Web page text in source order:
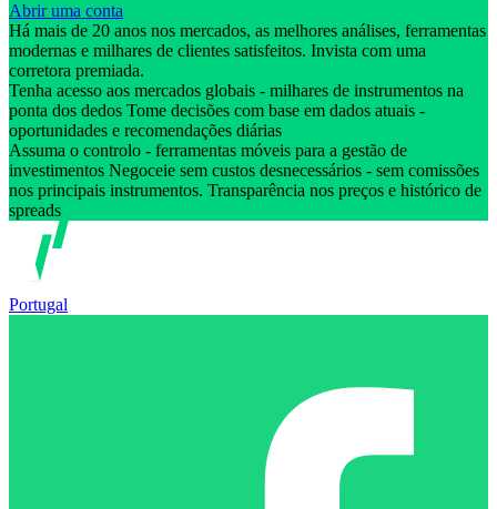
Abrir uma conta
Há mais de 20 anos nos mercados, as melhores análises, ferramentas
modernas e milhares de clientes satisfeitos. Invista com uma
corretora premiada.
Tenha acesso aos mercados globais - milhares de instrumentos na
ponta dos dedos Tome decisões com base em dados atuais -
oportunidades e recomendações diárias
Assuma o controlo - ferramentas móveis para a gestão de
investimentos Negoceie sem custos desnecessários - sem comissões
nos principais instrumentos. Transparência nos preços e histórico de
spreads
Portugal